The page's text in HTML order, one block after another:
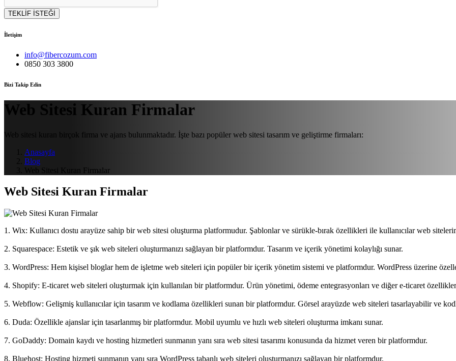
TEKLİF İSTEĞİ
İletişim
info@fibercozum.com
0850 303 3800
Bizi Takip Edin
Web Sitesi Kuran Firmalar
Web sitesi kuran birçok firma ve ajans bulunmaktadır. İşte bazı popüler web sitesi tasarım ve geliştirme firmaları:
Anasayfa
Blog
Web Sitesi Kuran Firmalar
Web Sitesi Kuran Firmalar
1. Wix: Kullanıcı dostu arayüze sahip bir web sitesi oluşturma platformudur. Şablonlar ve sürükle-bırak özellikleri ile kullanıcılar web
2. Squarespace: Estetik ve şık web siteleri oluşturmanızı sağlayan bir platformdur. Tasarım ve içerik yönetimi kolaylığı sunar.
3. WordPress: Hem kişisel bloglar hem de işletme web siteleri için popüler bir içerik yönetim sistemi ve platformdur. WordPress üzerine
4. Shopify: E-ticaret web siteleri oluşturmak için kullanılan bir platformdur. Ürün yönetimi, ödeme entegrasyonları ve diğer e-ticaret
5. Webflow: Gelişmiş kullanıcılar için tasarım ve kodlama özellikleri sunan bir platformdur. Görsel arayüzde web siteleri tasarlayabilir ve
6. Duda: Özellikle ajanslar için tasarlanmış bir platformdur. Mobil uyumlu ve hızlı web siteleri oluşturma imkanı sunar.
7. GoDaddy: Domain kaydı ve hosting hizmetleri sunmanın yanı sıra web sitesi tasarımı konusunda da hizmet veren bir platformdur.
8. Bluehost: Hosting hizmeti sunmanın yanı sıra WordPress tabanlı web siteleri oluşturmanızı sağlayan bir platformdur.